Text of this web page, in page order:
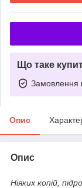
Що таке
Замовлення
Опис
Опис
Ніяких копій,